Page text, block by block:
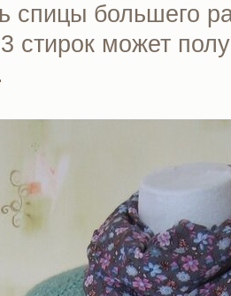
спицы большего
стирок может